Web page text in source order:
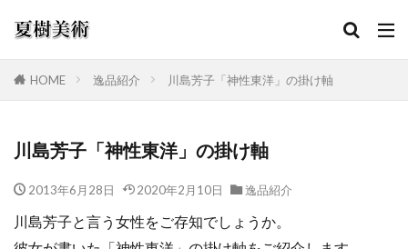
HOME 逸品紹介 川島芳子「神性東洋」の掛け軸
川島芳子「神性東洋」の掛け軸
2013年6月28日 2020年2月10日 逸品紹介
川島芳子と言う女性をご存知でしょうか。
カテゴリー
検索